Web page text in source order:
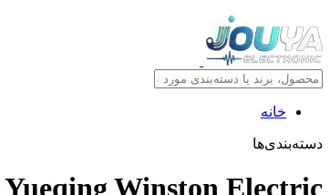
خانه
دسته‌بندی‌ها
Yueqing Winston Electric